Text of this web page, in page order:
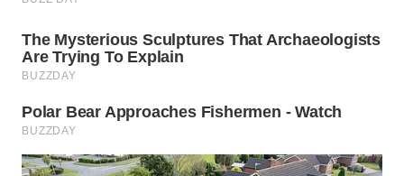
WN
BINJAI
WN